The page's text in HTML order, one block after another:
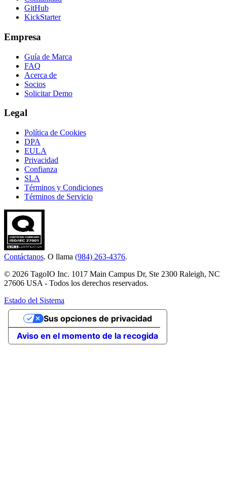
GitHub
KickStarter
Empresa
Guía de Marca
FAQ
Acerca de
Socios
Solicitar Demo
Legal
Política de Cookies
DPA
EULA
Privacidad
Confianza
SLA
Términos y Condiciones
Términos de Servicio
Contáctanos. O llama (984) 263-4376.
© 2026 TagoIO Inc. 1017 Main Campus Dr, Ste 2300 Raleigh, NC
27606 USA - Todos los derechos reservados.
Estado del Sistema
Aviso en el momento de la recogida
Sus opciones de privacidad